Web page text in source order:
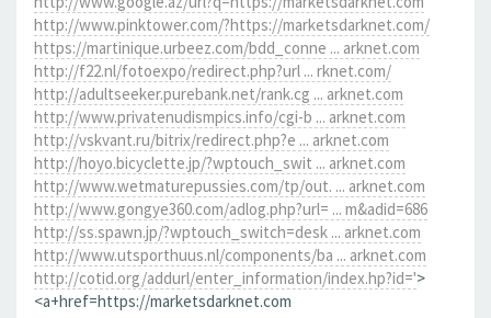
http://www.pinktower.com/?https://marketsdarknet.com/
https://martinique.urbeez.com/bdd_conne ... arknet.com
http://f22.nl/fotoexpo/redirect.php?url ... rknet.com/
http://adultseeker.purebank.net/rank.cg ... arknet.com
http://www.privatenudismpics.info/cgi-b ... arknet.com
http://vskvant.ru/bitrix/redirect.php?e ... arknet.com
http://hoyo.bicyclette.jp/?wptouch_swit ... arknet.com
http://www.wetmaturepussies.com/tp/out. ... arknet.com
http://www.gongye360.com/adlog.php?url= ... m&adid=686
http://ss.spawn.jp/?wptouch_switch=desk ... arknet.com
http://www.utsporthuus.nl/components/ba ... arknet.com
http://cotid.org/addurl/enter_information/index.hp?id='>
<a+href=https://marketsdarknet.com